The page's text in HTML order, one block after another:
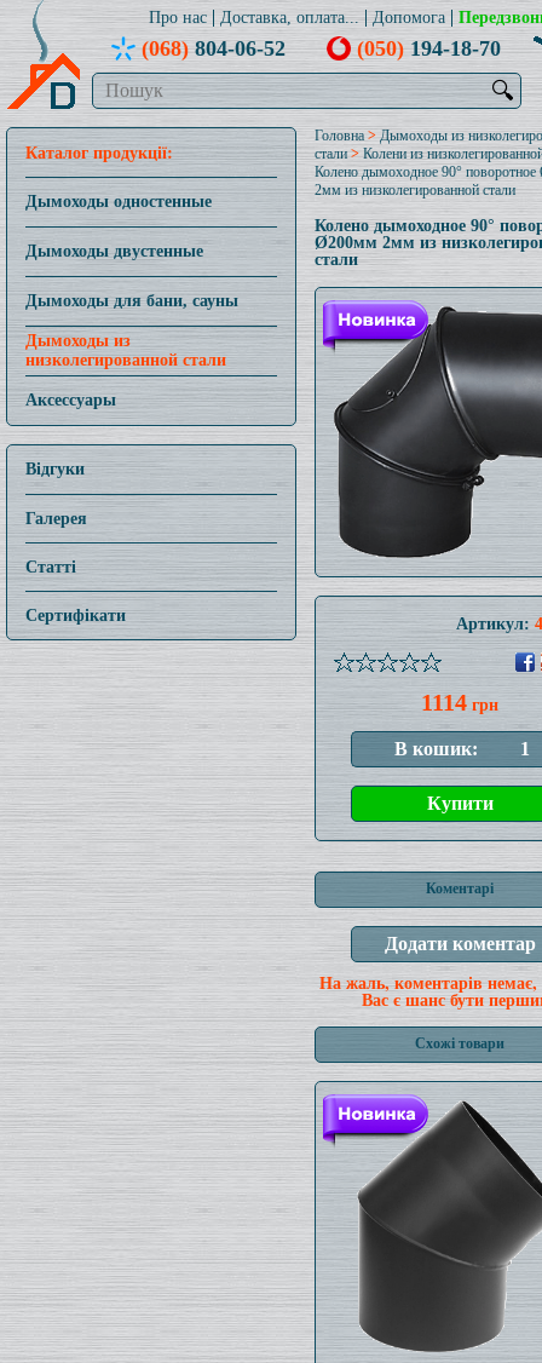
Про нас Доставка, оплата... Допомога
(068)804-06-52 (050)194-18-70
🔍
Каталог продукції:
Дымоходы одностенные
Дымоходы двустенные
Дымоходы для бани, сауны
Дымоходы из
низколегированной стали
Аксессуары
Відгуки
Галерея
Статті
Сертифікати
Головна > Дымоходы из
стали>Колени из
Колено дымоходное 90°
2мм из низколегированной стали
Колено дымоходное 90°
Ø200мм 2мм из
стали
Артикул:
1114 грн
Коментарі
На жаль, коментарів немає,
Вас є шанс бути
Схожі товари